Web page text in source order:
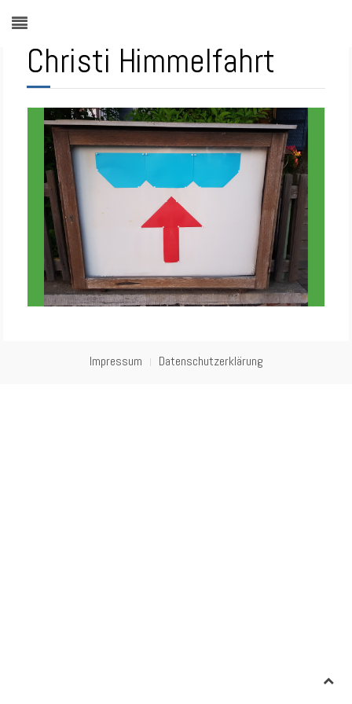
Christi Himmelfahrt
Impressum Datenschutzerklärung